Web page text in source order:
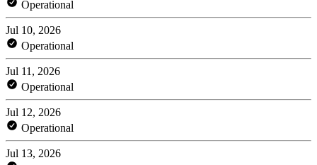
Operational
Jul 10, 2026
Operational
Jul 11, 2026
Operational
Jul 12, 2026
Operational
Jul 13, 2026